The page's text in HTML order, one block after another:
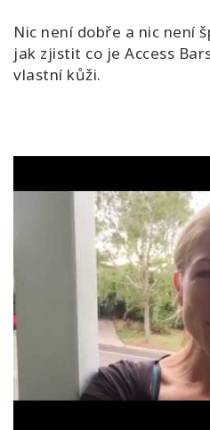
Nic není dobře a nic není
jak zjistit co je Access
vlastní kůži.